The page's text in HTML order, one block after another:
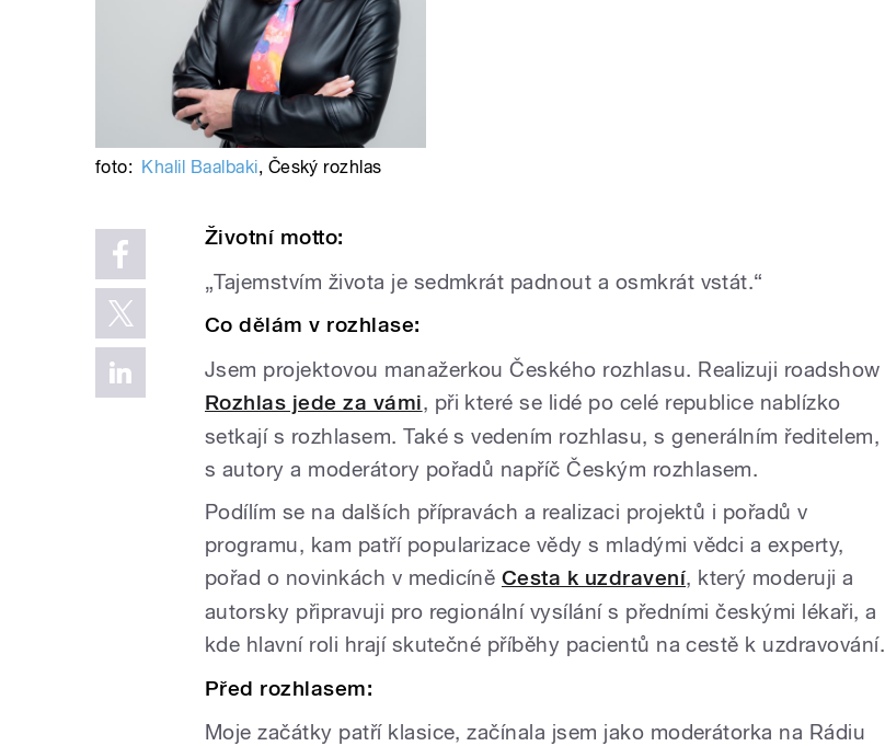
foto: Khalil Baalbaki, Český rozhlas
Životní motto:
„Tajemstvím života je sedmkrát padnout a osmkrát vstát.“
Co dělám v rozhlase:
Jsem projektovou manažerkou Českého rozhlasu. Realizuji roadshow
Rozhlas jede za vámi, při které se lidé po celé republice nablízko
setkají s rozhlasem. Také s vedením rozhlasu, s generálním ředitelem,
s autory a moderátory pořadů napříč Českým rozhlasem.
Podílím se na dalších přípravách a realizaci projektů i pořadů v
programu, kam patří popularizace vědy s mladými vědci a experty,
pořad o novinkách v medicíně Cesta k uzdravení, který moderuji a
autorsky připravuji pro regionální vysílání s předními českými lékaři, a
kde hlavní roli hrají skutečné příběhy pacientů na cestě k uzdravování.
Před rozhlasem:
Moje začátky patří klasice, začínala jsem jako moderátorka na Rádiu